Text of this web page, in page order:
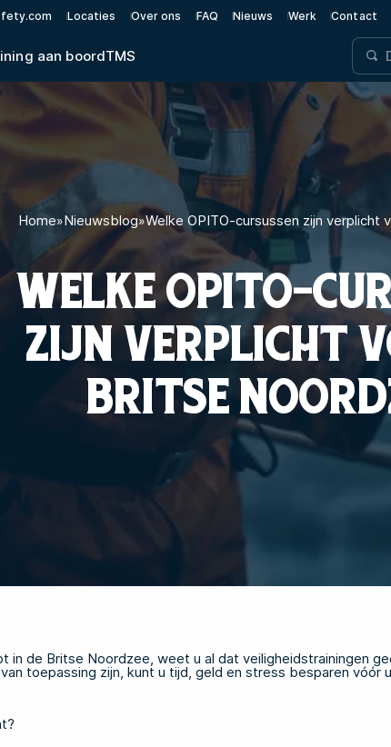
Locaties Over ons FAQ Nieuws Werk Contact
aan boordTMS
Home»Nieuwsblog»Welke OPITO-cursussen zijn verplicht
WELKE OPITO-
ZIJN VERPLICHT
BRITSE
de Britse Noordzee, weet u al dat veiligheidstrainingen
toepassing zijn, kunt u tijd, geld en stress besparen